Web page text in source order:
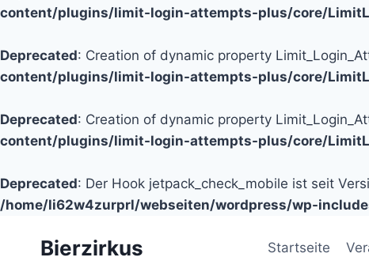
content/plugins/limit-login-attempts-plus/core/
Deprecated: Creation of dynamic property
content/plugins/limit-login-attempts-plus/core/
Deprecated: Creation of dynamic property
content/plugins/limit-login-attempts-plus/core/
Deprecated: Der Hook jetpack_check_mobile ist seit
/home/li62w4zurprl/webseiten/wordpress/wp-
Bierzirkus Startseite